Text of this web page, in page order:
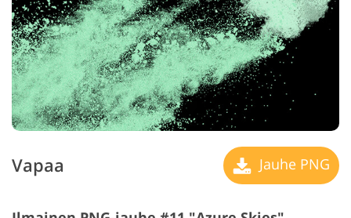
Vapaa Jauhe PNG